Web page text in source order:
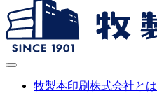
牧製本印刷株式会社とは